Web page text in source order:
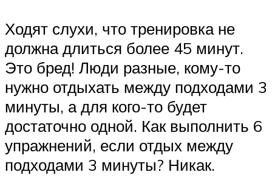
Ходят слухи, что тренировка не
должна длиться более 45 минут.
Это бред! Люди разные, кому-то
нужно отдыхать между подходами 3
минуты, а для кого-то будет
достаточно одной. Как выполнить 6
упражнений, если отдых между
подходами 3 минуты? Никак.